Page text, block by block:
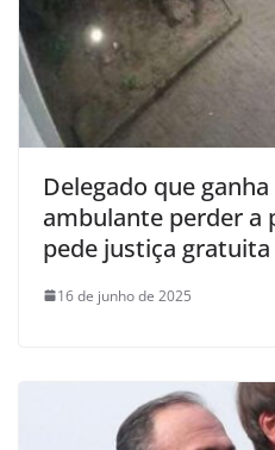
Delegado que
ambulante perder a
pede justiça gratuita
16 de junho de 2025